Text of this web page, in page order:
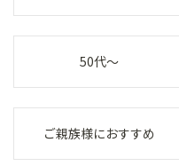
50代～
ご親族様におすすめ